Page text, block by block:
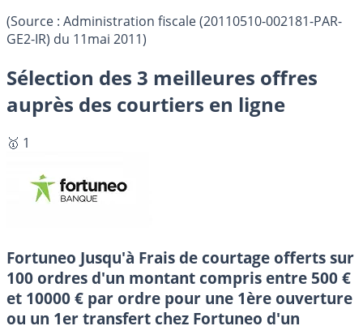
(Source : Administration fiscale (20110510-002181-PAR-
GE2-IR) du 11mai 2011)
Sélection des 3 meilleures offres
auprès des courtiers en ligne
🥇 1
Fortuneo Jusqu'à Frais de courtage offerts sur
100 ordres d'un montant compris entre 500 €
et 10000 € par ordre pour une 1ère ouverture
ou un 1er transfert chez Fortuneo d'un